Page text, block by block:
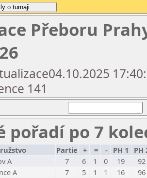
Přeboru
141
pořadí po 7
Partie + = - PH 1
PH
A 7 6 1 0 19
92
A 7 5 1 1 16
96